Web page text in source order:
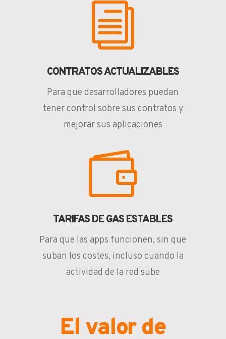
i
CONTRATOS ACTUALIZABLES
Para que desarrolladores puedan
tener control sobre sus contratos y
mejorar sus aplicaciones

TARIFAS DE GAS ESTABLES
Para que las apps funcionen, sin que
suban los costes, incluso cuando la
actividad de la red sube
El valor de